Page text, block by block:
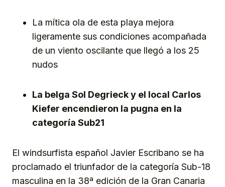
La mítica ola de esta playa mejora
ligeramente sus condiciones acompañada
de un viento oscilante que llegó a los 25
nudos
La belga Sol Degrieck y el local Carlos
Kiefer encendieron la pugna en la
categoría Sub21
El windsurfista español Javier Escribano se ha
proclamado el triunfador de la categoría Sub-18
masculina en la 38ª edición de la Gran Canaria